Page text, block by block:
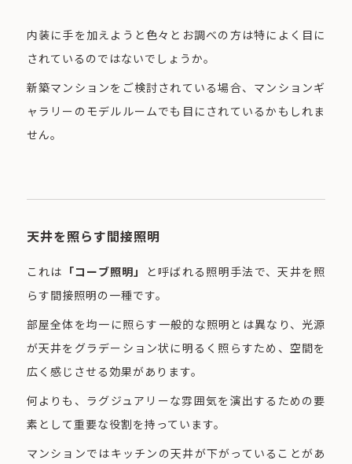
内装に手を加えようと色々とお調べの方は特によく目に
されているのではないでしょうか。
新築マンションをご検討されている場合、マンションギ
ャラリーのモデルルームでも目にされているかもしれま
せん。
天井を照らす間接照明
これは 「コーブ照明」
と呼ばれる照明手法で、天井を照
らす間接照明の一種です。
部屋全体を均一に照らす一般的な照明とは異なり、光源
が天井をグラデーション状に明るく照らすため、空間を
広く感じさせる効果があります。
何よりも、ラグジュアリーな雰囲気を演出するための要
素として重要な役割を持っています。
マンションではキッチンの天井が下がっていることがあ